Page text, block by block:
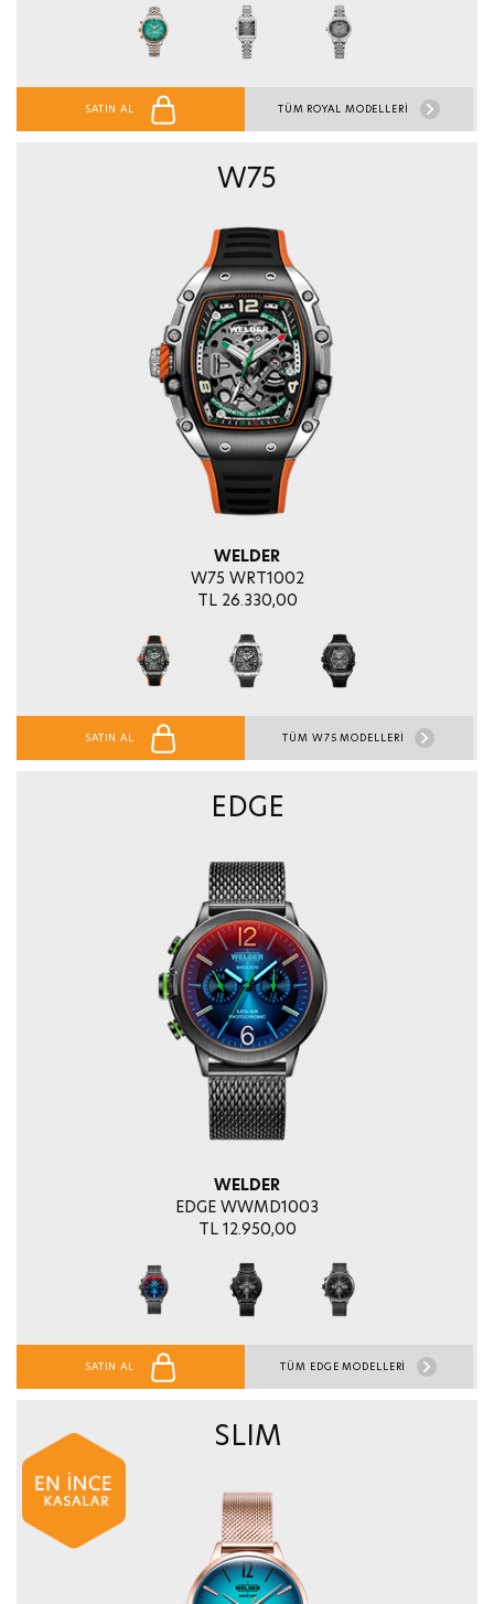
SATIN AL TÜM ROYAL MODELLERİ
W75
WELDER
W75 WRT1002
TL 26.330,00
SATIN AL TÜM W75 MODELLERİ
EDGE
WELDER
EDGE WWMD1003
TL 12.950,00
SATIN AL TÜM EDGE MODELLERİ
SLIM